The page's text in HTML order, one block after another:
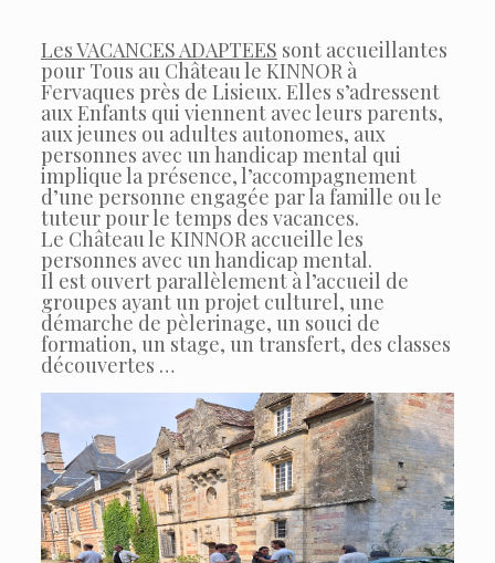
Les VACANCES ADAPTEES sont accueillantes
pour Tous au Château le KINNOR à
Fervaques près de Lisieux. Elles s’adressent
aux Enfants qui viennent avec leurs parents,
aux jeunes ou adultes autonomes, aux
personnes avec un handicap mental qui
implique la présence, l’accompagnement
d’une personne engagée par la famille ou le
tuteur pour le temps des vacances.
Le Château le KINNOR accueille les
personnes avec un handicap mental.
Il est ouvert parallèlement à l’accueil de
groupes ayant un projet culturel, une
démarche de pèlerinage, un souci de
formation, un stage, un transfert, des classes
découvertes …